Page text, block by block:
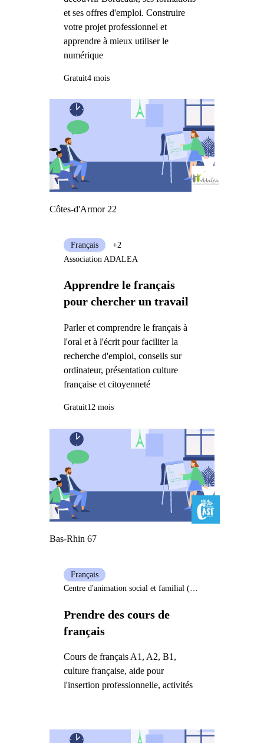
et ses offres d'emploi. Construire
votre projet professionnel et
apprendre à mieux utiliser le
numérique
Gratuit4 mois
Côtes-d'Armor 22
Apprendre le français
pour chercher un travail
Parler et comprendre le français à
l'oral et à l'écrit pour faciliter la
recherche d'emploi, conseils sur
ordinateur, présentation culture
française et citoyenneté
Français
+2
Association ADALEA
Gratuit12 mois
Bas-Rhin 67
Prendre des cours de
français
Cours de français A1, A2, B1,
culture française, aide pour
l'insertion professionnelle, activités
Français
Centre d'animation social et familial (Casf) Bischwiller